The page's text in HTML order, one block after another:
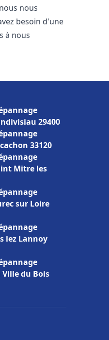
nous
besoin d'une
à nous
29400
33120
Mitre les
sur Loire
lez Lannoy
du Bois